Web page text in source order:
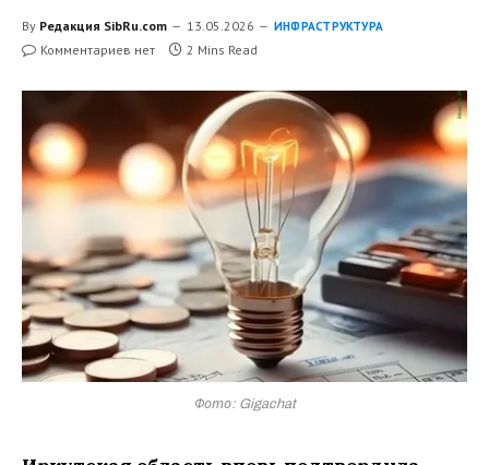
By Редакция SibRu.com 13.05.2026 ИНФРАСТРУКТУРА
Комментариев нет 2 Mins Read
Фото: Gigachat